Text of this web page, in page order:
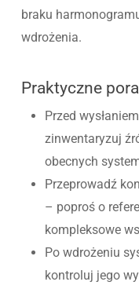
braku
wdrożenia.
Praktyczne
Przed
zinwentaryzuj
obecnych
Przeprowadź
– poproś o
kompleksowe
Po wdrożeniu
kontroluj jego